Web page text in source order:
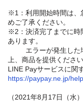
※1：利用開始時間は、
めご了承ください。
※2：決済完了までに時
あります。
エラーが発生した場
上、商品を提供ください
LINE Payサービスに関
https://paypay.ne.jp/
（2021年8月17日（水